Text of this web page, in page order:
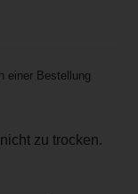
einer Bestellung
zu trocken.